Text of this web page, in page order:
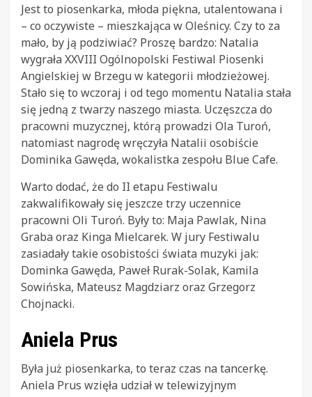
Jest to piosenkarka, młoda piękna, utalentowana i
– co oczywiste – mieszkająca w Oleśnicy. Czy to za
mało, by ją podziwiać? Proszę bardzo: Natalia
wygrała XXVIII Ogólnopolski Festiwal Piosenki
Angielskiej w Brzegu w kategorii młodzieżowej.
Stało się to wczoraj i od tego momentu Natalia stała
się jedną z twarzy naszego miasta. Uczęszcza do
pracowni muzycznej, którą prowadzi Ola Turoń,
natomiast nagrodę wręczyła Natalii osobiście
Dominika Gawęda, wokalistka zespołu Blue Cafe.
Warto dodać, że do II etapu Festiwalu
zakwalifikowały się jeszcze trzy uczennice
pracowni Oli Turoń. Były to: Maja Pawlak, Nina
Graba oraz Kinga Mielcarek. W jury Festiwalu
zasiadały takie osobistości świata muzyki jak:
Dominka Gawęda, Paweł Rurak-Solak, Kamila
Sowińska, Mateusz Magdziarz oraz Grzegorz
Chojnacki.
Aniela Prus
Była już piosenkarka, to teraz czas na tancerkę.
Aniela Prus wzięła udział w telewizyjnym